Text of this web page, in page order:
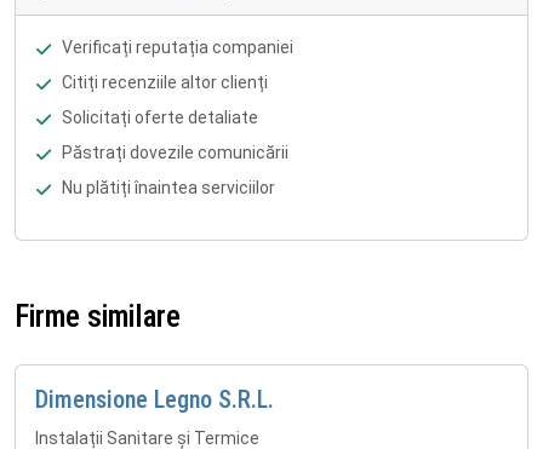
Verificați reputația companiei
Citiți recenziile altor clienți
Solicitați oferte detaliate
Păstrați dovezile comunicării
Nu plătiți înaintea serviciilor
Firme similare
Dimensione Legno S.R.L.
Instalații Sanitare și Termice